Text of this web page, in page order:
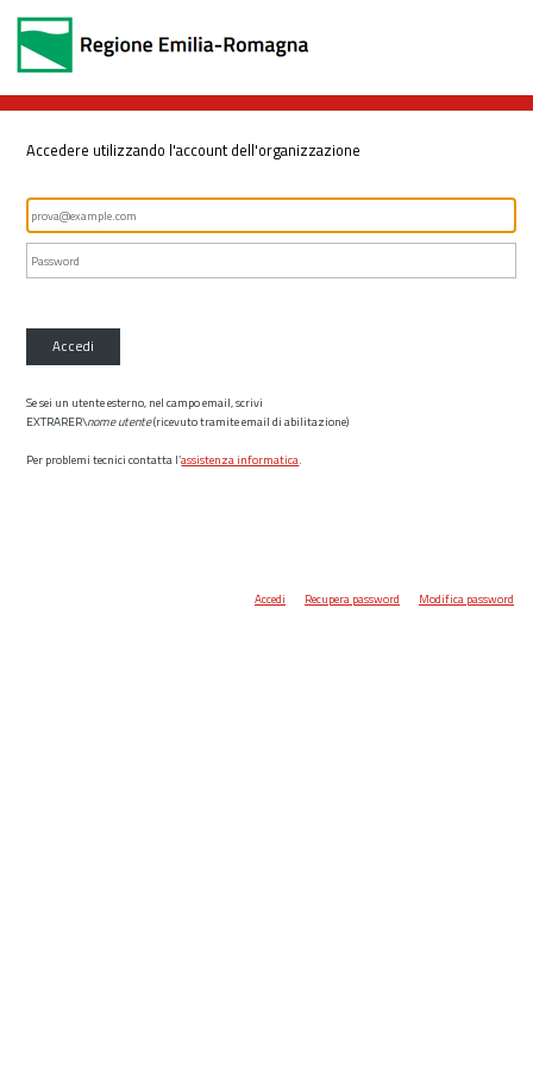
Accedere utilizzando l'account dell'organizzazione
Accedi
Se sei un utente esterno, nel campo email, scrivi
EXTRARER\nome utente(ricevuto tramite email di abilitazione)
Per problemi tecnici contatta l’assistenza informatica.
Accedi Recupera password Modifica password